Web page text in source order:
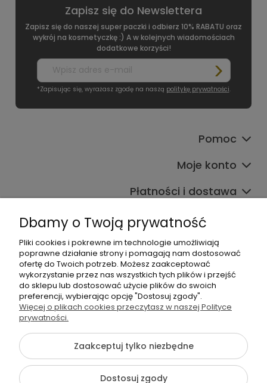
Zapisz się do Newslettera
Zapisz się do naszej super paczki i odbierz 10% RABATU oraz
wykrój na kosmetyczkę :) A w kolejnych wiadomościach
dodatkowe korzyści!
*Zapisując się, wyrażasz zgodę na naszą politykę prywatności.
Pomoc
Moje konto
Płatności i dostawa
Informacje
O nas
Dbamy o Twoją prywatność
Pliki cookies i pokrewne im technologie umożliwiają
poprawne działanie strony i pomagają nam dostosować
ofertę do Twoich potrzeb. Możesz zaakceptować
wykorzystanie przez nas wszystkich tych plików i przejść
do sklepu lub dostosować użycie plików do swoich
preferencji, wybierając opcję "Dostosuj zgody".
Więcej o plikach cookies przeczytasz w naszej Polityce
prywatności.
Zaakceptuj tylko niezbędne
Dostosuj zgody